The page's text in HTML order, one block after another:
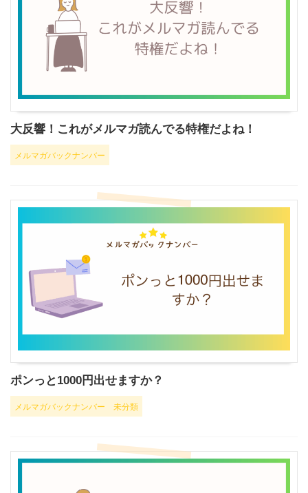
大反響！これがメルマガ読んでる特権だよね！
メルマガバックナンバー
ポンっと1000円出せますか？
メルマガバックナンバー 未分類